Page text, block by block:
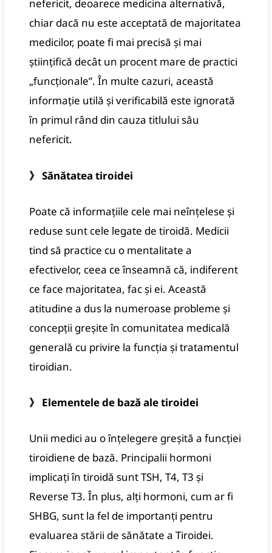
nefericit, deoarece medicina alternativă,
chiar dacă nu este acceptată de majoritatea
medicilor, poate fi mai precisă și mai
științifică decât un procent mare de practici
„funcționale”. În multe cazuri, această
informație utilă și verificabilă este ignorată
în primul rând din cauza titlului său
nefericit.
》 Sănătatea tiroidei
Poate că informațiile cele mai neînțelese și
reduse sunt cele legate de tiroidă. Medicii
tind să practice cu o mentalitate a
efectivelor, ceea ce înseamnă că, indiferent
ce face majoritatea, fac și ei. Această
atitudine a dus la numeroase probleme și
concepții greșite în comunitatea medicală
generală cu privire la funcția și tratamentul
tiroidian.
》 Elementele de bază ale tiroidei
Unii medici au o înțelegere greșită a funcției
tiroidiene de bază. Principalii hormoni
implicați în tiroidă sunt TSH, T4, T3 și
Reverse T3. În plus, alți hormoni, cum ar fi
SHBG, sunt la fel de importanți pentru
evaluarea stării de sănătate a Tiroidei.